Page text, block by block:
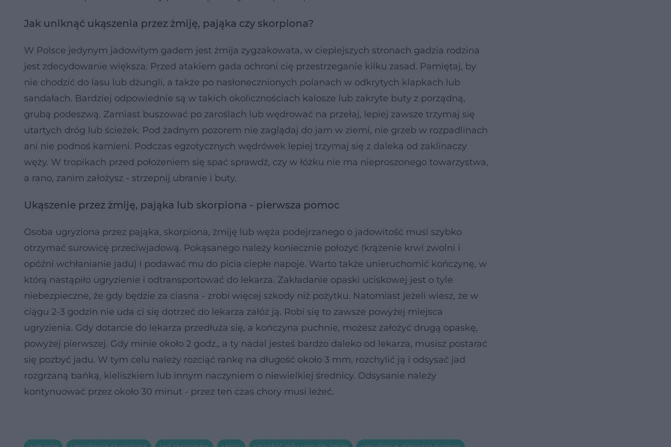
Jak uniknąć ukąszenia przez żmiję, pająka czy skorpiona?
W Polsce jedynym jadowitym gadem jest żmija zygzakowata, w cieplejszych stronach gadzia rodzina
jest zdecydowanie większa. Przed atakiem gada ochroni cię przestrzeganie kilku zasad. Pamiętaj, by
nie chodzić do lasu lub dżungli, a także po nasłonecznionych polanach w odkrytych klapkach lub
sandałach. Bardziej odpowiednie są w takich okolicznościach kalosze lub zakryte buty z porządną,
grubą podeszwą. Zamiast buszować po zaroślach lub wędrować na przełaj, lepiej zawsze trzymaj się
utartych dróg lub ścieżek. Pod żadnym pozorem nie zaglądaj do jam w ziemi, nie grzeb w rozpadlinach
ani nie podnoś kamieni. Podczas egzotycznych wędrówek lepiej trzymaj się z daleka od zaklinaczy
węży. W tropikach przed położeniem się spać sprawdź, czy w łóżku nie ma nieproszonego towarzystwa,
a rano, zanim założysz - strzepnij ubranie i buty.
Ukąszenie przez żmiję, pająka lub skorpiona - pierwsza pomoc
Osoba ugryziona przez pająka, skorpiona, żmiję lub węża podejrzanego o jadowitość musi szybko
otrzymać surowicę przeciwjadową. Pokąsanego należy koniecznie położyć (krążenie krwi zwolni i
opóźni wchłanianie jadu) i podawać mu do picia ciepłe napoje. Warto także unieruchomić kończynę, w
którą nastąpiło ugryzienie i odtransportować do lekarza. Zakładanie opaski uciskowej jest o tyle
niebezpieczne, że gdy będzie za ciasna - zrobi więcej szkody niż pożytku. Natomiast jeżeli wiesz, że w
ciągu 2-3 godzin nie uda ci się dotrzeć do lekarza załóż ją. Robi się to zawsze powyżej miejsca
ugryzienia. Gdy dotarcie do lekarza przedłuża się, a kończyna puchnie, możesz założyć drugą opaskę,
powyżej pierwszej. Gdy minie około 2 godz., a ty nadal jesteś bardzo daleko od lekarza, musisz postarać
się pozbyć jadu. W tym celu należy rozciąć rankę na długość około 3 mm, rozchylić ją i odsysać jad
rozgrzaną bańką, kieliszkiem lub innym naczyniem o niewielkiej średnicy. Odsysanie należy
kontynuować przez około 30 minut - przez ten czas chory musi leżeć.